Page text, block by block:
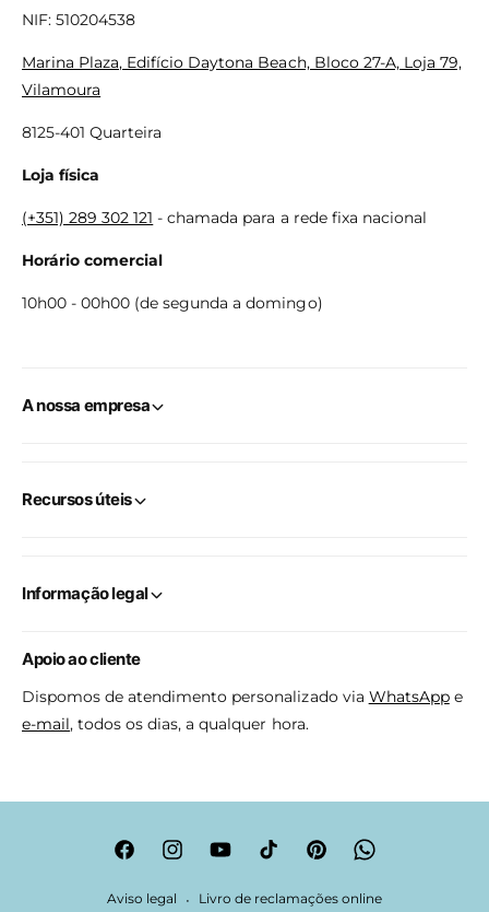
NIF: 510204538
Marina Plaza, Edifício Daytona Beach, Bloco 27-A, Loja 79,
Vilamoura
8125-401 Quarteira
Loja física
(+351) 289 302 121 - chamada para a rede fixa nacional
Horário comercial
10h00 - 00h00 (de segunda a domingo)
A nossa empresa
Recursos úteis
Informação legal
Apoio ao cliente
Dispomos de atendimento personalizado via WhatsAppe
e-mail, todos os dias, a qualquer hora.
Aviso legal Livro de reclamações online
F
a
I
n
Y
o
T
i
P
i
W
h